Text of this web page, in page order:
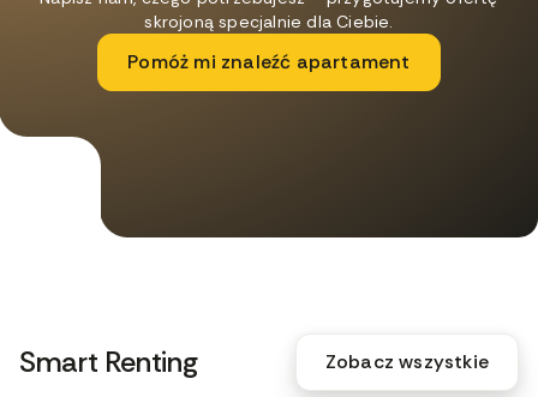
skrojoną specjalnie dla Ciebie.
Pomóż mi znaleźć apartament
Smart Renting Zobacz wszystkie